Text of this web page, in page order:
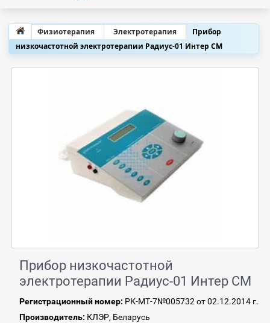
Физиотерапия Электротерапия
Прибор
низкочастотной электротерапии Радиус-01 Интер СМ
Прибор низкочастотной
электротерапии Радиус-01 Интер СМ
Регистрационный номер: РК-МТ-7№005732 от 02.12.2014 г.
Производитель: КЛЭР, Беларусь